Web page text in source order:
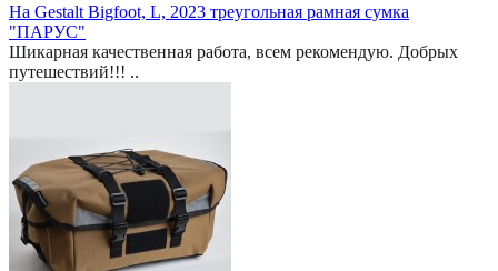
На Gestalt Bigfoot, L, 2023 треугольная рамная сумка
"ПАРУС"
Шикарная качественная работа, всем рекомендую. Добрых
путешествий!!! ..